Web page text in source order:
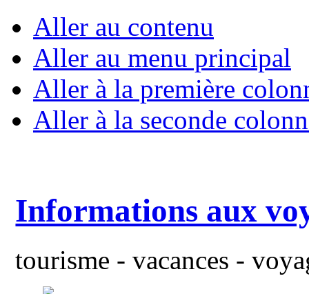
Aller au contenu
Aller au menu principal
Aller à la première
Aller à la seconde
Informations aux
tourisme - vacances -